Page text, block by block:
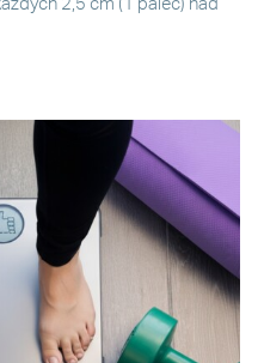
2,5 cm (1 palec) nad